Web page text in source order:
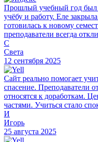
Прошлый учебный год был
учёбу и работу. Еле
готовилась к новому
преподаватели всегда
С
Света
12 сентября 2025
Сайт реально помогает
спасение. Преподаватели
относятся к доработкам.
частями. Учиться стало
И
Игорь
25 августа 2025